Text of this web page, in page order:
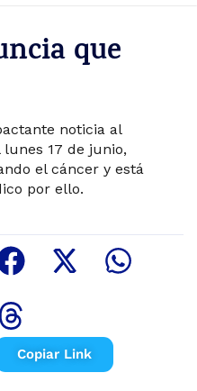
que
noticia al
17 de junio,
el cáncer y está
por ello.
Copiar Link